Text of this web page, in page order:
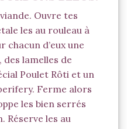
Ouvre tes
les au rouleau à
chacun d’eux une
lamelles de
Poulet Rôtiet un
. Ferme alors
les bien serrés
Réserve les au